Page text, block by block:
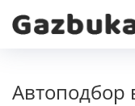
Автоподбор